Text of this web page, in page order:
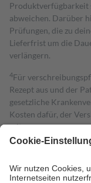
Produktverfügbarkeit
abweichen. Darüber
Prüfungen, die zu
Lieferfrist um die
verlängern.
4Für
Rezept aus und der
gesetzliche
Kosten dafür, der
mit.
Grundsätzlich leisten
höchstens zehn Euro.
Kosten der Leistung